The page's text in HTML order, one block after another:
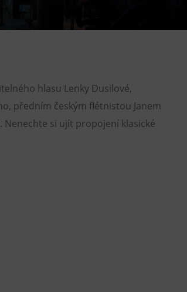
hlasu Lenky Dusilové,
předním českým flétnistou Janem
Nenechte si ujít propojení klasické